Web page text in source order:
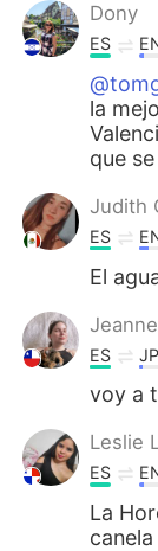
Dony
ES
la
que
Judith
ES
El
Jeanne
ES JP
voy a
Leslie
ES
La
canela